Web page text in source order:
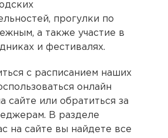
прогулки по
а также участие в
и фестивалях.
с расписанием наших
онлайн
сайте или обратиться за
В разделе
на сайте вы найдете все